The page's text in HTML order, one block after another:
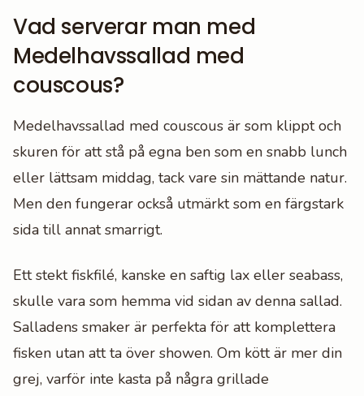
Vad serverar man med
Medelhavssallad med
couscous?
Medelhavssallad med couscous är som klippt och
skuren för att stå på egna ben som en snabb lunch
eller lättsam middag, tack vare sin mättande natur.
Men den fungerar också utmärkt som en färgstark
sida till annat smarrigt.
Ett stekt fiskfilé, kanske en saftig lax eller seabass,
skulle vara som hemma vid sidan av denna sallad.
Salladens smaker är perfekta för att komplettera
fisken utan att ta över showen. Om kött är mer din
grej, varför inte kasta på några grillade